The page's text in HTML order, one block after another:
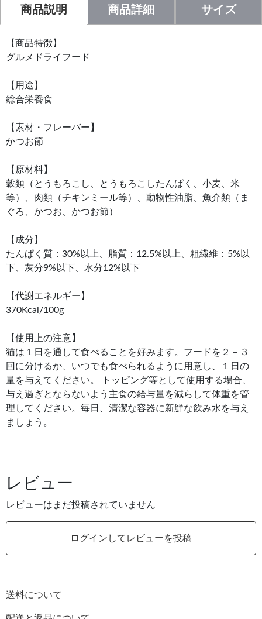
商品説明 商品詳細 サイズ
【商品特徴】
グルメドライフード
【用途】
総合栄養食
【素材・フレーバー】
かつお節
【原材料】
穀類（とうもろこし、とうもろこしたんぱく、小麦、米
等）、肉類（チキンミール等）、動物性油脂、魚介類（ま
ぐろ、かつお、かつお節）
【成分】
たんぱく質：30%以上、脂質：12.5%以上、粗繊維：5%以
下、灰分9%以下、水分12%以下
【代謝エネルギー】
370Kcal/100g
【使用上の注意】
猫は１日を通して食べることを好みます。フードを２－３
回に分けるか、いつでも食べられるように用意し、１日の
量を与えてください。 トッピング等として使用する場合、
与え過ぎとならないよう主食の給与量を減らして体重を管
理してください。毎日、清潔な容器に新鮮な飲み水を与え
ましょう。
レビュー
レビューはまだ投稿されていません
ログインしてレビューを投稿
送料について